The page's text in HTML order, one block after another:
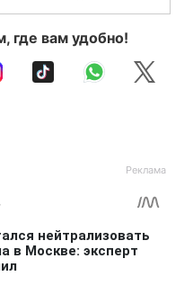
где вам удобно!